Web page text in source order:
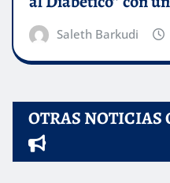
Saleth Barkudi
OTRAS NOTICIAS